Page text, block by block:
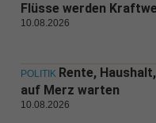
Flüsse werden
10.08.2026
POLITIK Rente,
auf Merz warten
10.08.2026